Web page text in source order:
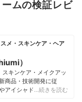
ムの検証レビ
メ・スキンケア・ヘア
）
キンケア・メイクアッ
商品・技術開発に従
アイシャドウ、口紅な
…続きを読む